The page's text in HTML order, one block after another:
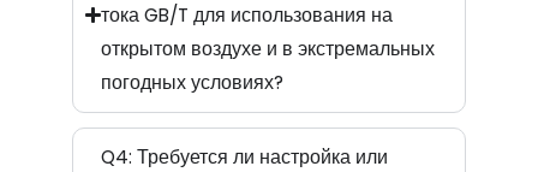
тока GB/T для использования на
открытом воздухе и в экстремальных
погодных условиях?
Q4: Требуется ли настройка или